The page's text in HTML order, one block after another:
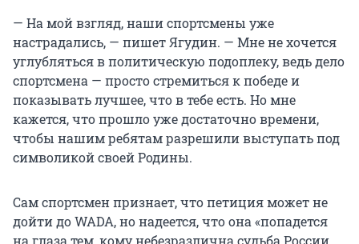
— На мой взгляд, наши спортсмены уже
настрадались, — пишет Ягудин. — Мне не хочется
углубляться в политическую подоплеку, ведь дело
спортсмена — просто стремиться к победе и
показывать лучшее, что в тебе есть. Но мне
кажется, что прошло уже достаточно времени,
чтобы нашим ребятам разрешили выступать под
символикой своей Родины.
Сам спортсмен признает, что петиция может не
дойти до WADA, но надеется, что она «попадется
на глаза тем, кому небезразлична судьба России